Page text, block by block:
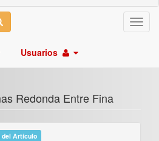
Usuarios
Redonda Entre Fina
del Artículo